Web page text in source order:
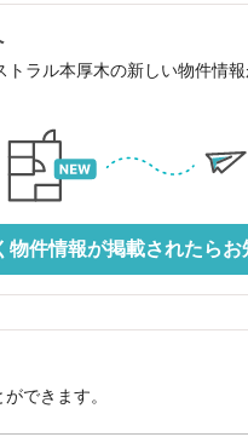
ラル本厚木の新しい物件情
物件情報が掲載されたら
できます。